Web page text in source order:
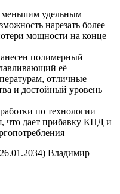
меньшим удельным
нарезать более
мощности на конце
полимерный
её
отличные
и достойный уровень
по технологии
что дает прибавку КПД и
Владимир